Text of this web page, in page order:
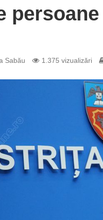
Sabău 1.375 vizualizări